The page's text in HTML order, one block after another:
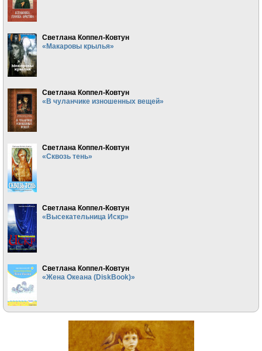
Светлана Коппел-Ковтун
«Макаровы крылья»
Светлана Коппел-Ковтун
«В чуланчике изношенных вещей»
Светлана Коппел-Ковтун
«Сквозь тень»
Светлана Коппел-Ковтун
«Высекательница Искр»
Светлана Коппел-Ковтун
«Жена Океана (DiskBook)»